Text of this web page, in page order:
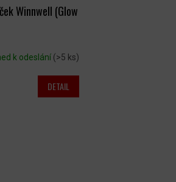
Winnwell (Glow
k odeslání (>5 ks)
DETAIL